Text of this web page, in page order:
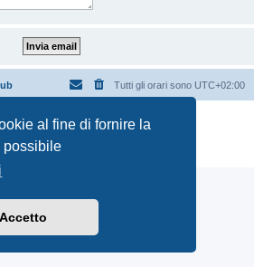
al fine di fornire la
possibile
Accetto
Tutti gli orari sono UTC+02:00
® Forum Software © phpBB Limited
Privacy|Condizioni